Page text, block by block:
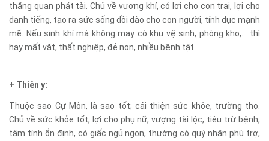
thăng quan phát tài. Chủ về vượng khí, có lợi cho con trai, lợi cho
danh tiếng, tạo ra sức sống dồi dào cho con người, tính dục mạnh
mẽ. Nếu sinh khí mà không may có khu vệ sinh, phòng kho,… thì
hay mất vặt, thất nghiệp, đẻ non, nhiều bệnh tật.
+ Thiên y:
Thuộc sao Cự Môn, là sao tốt; cải thiện sức khỏe, trường thọ.
Chủ về sức khỏe tốt, lợi cho phụ nữ, vượng tài lộc, tiêu trừ bệnh,
tâm tính ổn định, có giấc ngủ ngon, thường có quý nhân phù trợ,